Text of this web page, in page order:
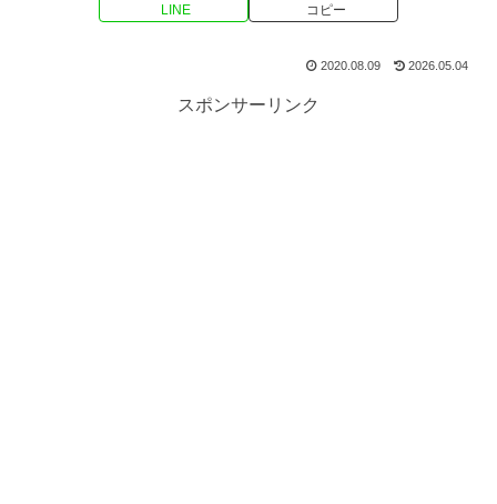
LINE コピー
2020.08.09 2026.05.04
スポンサーリンク